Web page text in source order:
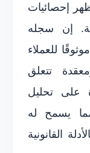
إحصائيات
إن سجله
للعملاء
تتعلق
على تحليل
يسمح له
القانونية